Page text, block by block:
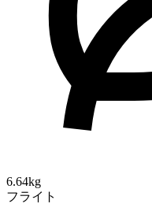
6.64kg
フライト